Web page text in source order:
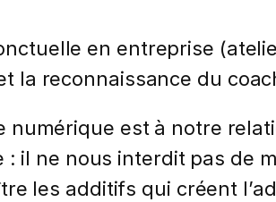
en entreprise
la reconnaissance du
numérique est à notre
il ne nous interdit pas de
les additifs qui créent